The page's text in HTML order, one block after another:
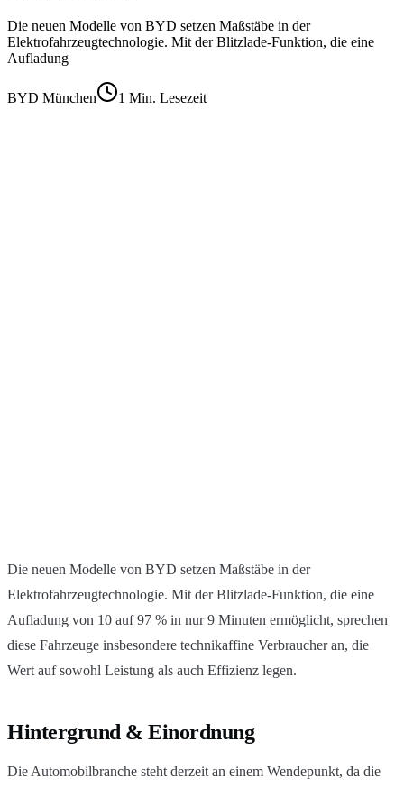
Die neuen Modelle von BYD setzen Maßstäbe in der
Elektrofahrzeugtechnologie. Mit der Blitzlade-Funktion, die eine
Aufladung
BYD München 1 Min. Lesezeit
Die neuen Modelle von BYD setzen Maßstäbe in der
Elektrofahrzeugtechnologie. Mit der Blitzlade-Funktion, die eine
Aufladung von 10 auf 97 % in nur 9 Minuten ermöglicht, sprechen
diese Fahrzeuge insbesondere technikaffine Verbraucher an, die
Wert auf sowohl Leistung als auch Effizienz legen.
Hintergrund & Einordnung
Die Automobilbranche steht derzeit an einem Wendepunkt, da die